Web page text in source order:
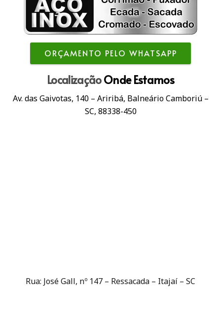
ORÇAMENTO PELO WHATSAPP
LocalizaçãoOnde Estamos
Av. das Gaivotas, 140 – Ariribá, Balneário Camboriú –
SC, 88338-450
Rua: José Gall, nº 147 – Ressacada – Itajaí – SC